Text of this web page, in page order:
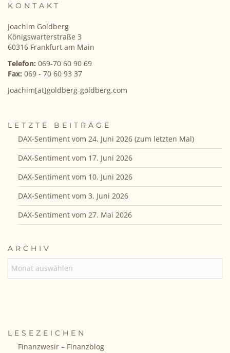
KONTAKT
Joachim Goldberg
Königswarterstraße 3
60316 Frankfurt am Main
Telefon: 069-70 60 90 69
Fax: 069 - 70 60 93 37
Joachim[at]goldberg-goldberg.com
LETZTE BEITRÄGE
DAX-Sentiment vom 24. Juni 2026 (zum letzten Mal)
DAX-Sentiment vom 17. Juni 2026
DAX-Sentiment vom 10. Juni 2026
DAX-Sentiment vom 3. Juni 2026
DAX-Sentiment vom 27. Mai 2026
ARCHIV
LESEZEICHEN
Finanzwesir – Finanzblog